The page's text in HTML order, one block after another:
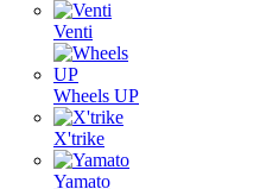
Venti
Wheels UP
X'trike
Yamato